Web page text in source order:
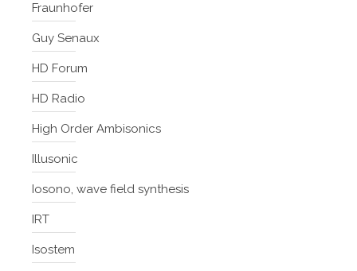
Fraunhofer
Guy Senaux
HD Forum
HD Radio
High Order Ambisonics
Illusonic
Iosono, wave field synthesis
IRT
Isostem